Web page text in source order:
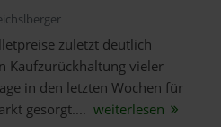
zuletzt deutlich
Kaufzurückhaltung vieler
in den letzten Wochen für
gesorgt.... weiterlesen